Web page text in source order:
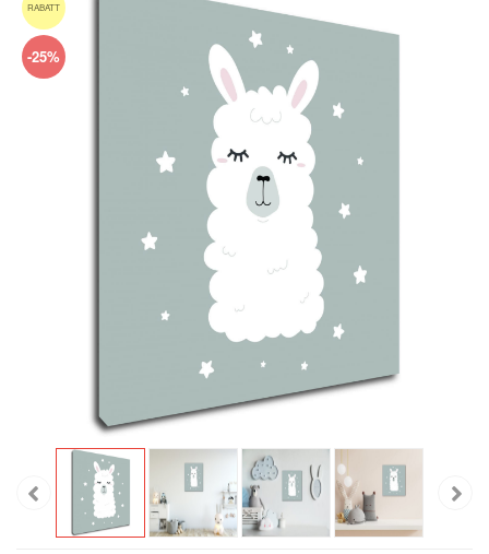
RABATT
-25%